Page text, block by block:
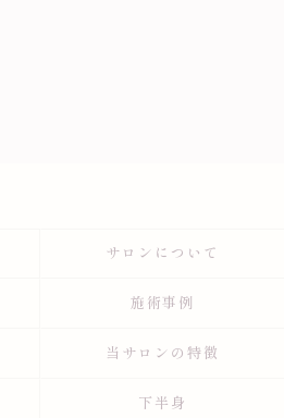
サロンについて
施術事例
当サロンの特徴
下半身